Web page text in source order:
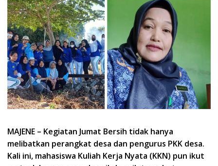
MAJENE – Kegiatan Jumat Bersih tidak hanya
melibatkan perangkat desa dan pengurus PKK desa.
Kali ini, mahasiswa Kuliah Kerja Nyata (KKN) pun ikut